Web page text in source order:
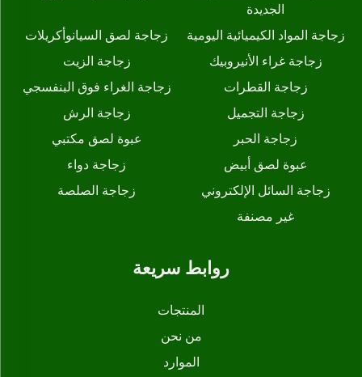
الجديدة
زجاجة المواد الكيميائية اليومية
زجاجة لصق السيانوأكريلات
زجاجة غراء الأنيروبيك
زجاجة الزيت
زجاجة القطرات
زجاجة الغراء فوق البنفسجي
زجاجة التجميل
زجاجة الرش
زجاجة الحبر
عبوة لصق مكتبي
عبوة لصق أبيض
زجاجة دواء
زجاجة السائل الإلكتروني
زجاجة الصلصة
غير مصنفة
روابط سريعة
المنتجات
من نحن
الموارد